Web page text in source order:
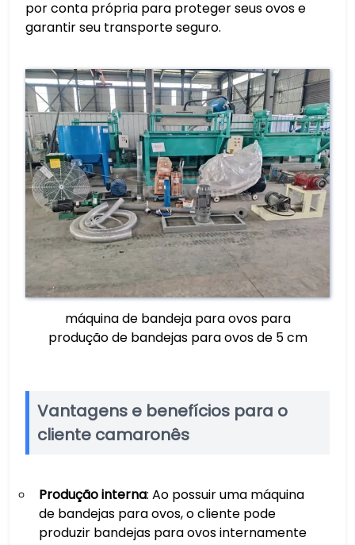
por conta própria para proteger seus ovos e
garantir seu transporte seguro.
máquina de bandeja para ovos para
produção de bandejas para ovos de 5 cm
Vantagens e benefícios para o
cliente camaronês
Produção interna: Ao possuir uma máquina
de bandejas para ovos, o cliente pode
produzir bandejas para ovos internamente